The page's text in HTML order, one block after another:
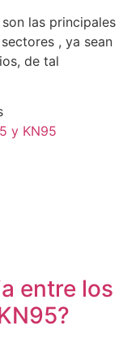
las principales
, ya sean
de tal
entre los